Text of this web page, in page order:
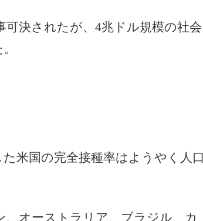
決されたが、4兆ドル規模の社会
米国の完全接種率はようやく人口
オーストラリア、ブラジル、カ